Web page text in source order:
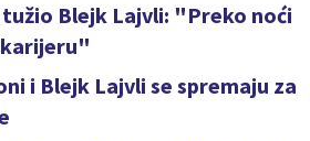
Blejk Lajvli: "Preko noći
i Blejk Lajvli se spremaju za